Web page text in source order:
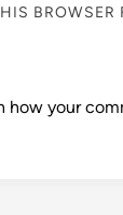
how your